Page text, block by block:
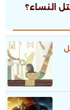
النساء؟